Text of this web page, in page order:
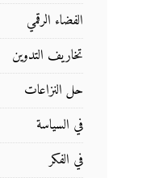
الفضاء الرقمي
تخاريف التدوين
حل النزاعات
في السياسة
في الفكر